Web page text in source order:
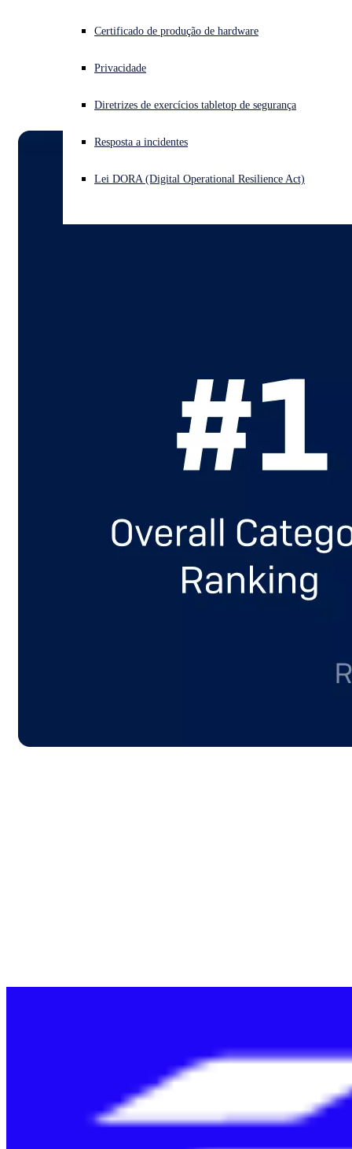
Enfrentando um ataque cibernético? Obtenha ajuda imediata
Português (Brasil) Open language switcher
Certificado de produção de hardware
Privacidade
Diretrizes de exercícios tabletop de segurança
Resposta a incidentes
Lei DORA (Digital Operational Resilience Act)
can click around and get a feel for how Sophos products